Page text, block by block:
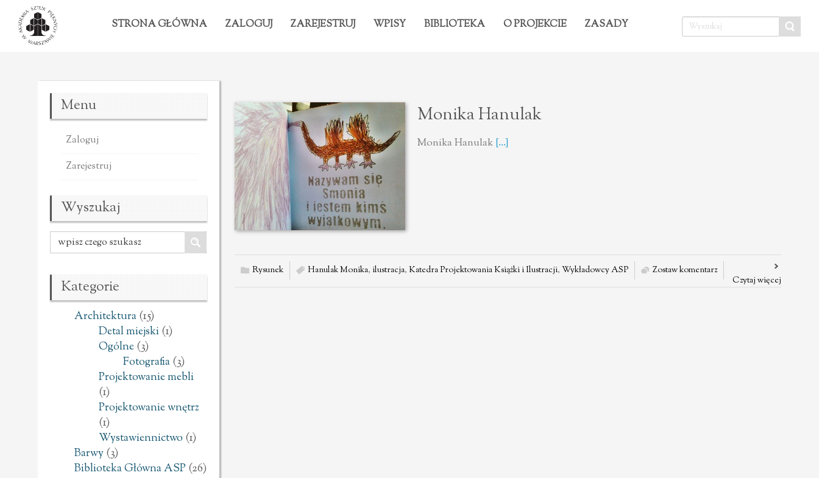
STRONA GŁÓWNA ZALOGUJ ZAREJESTRUJ WPISY BIBLIOTEKA O PROJEKCIE ZASADY
Menu
Zaloguj
Zarejestruj
Wyszukaj
Kategorie
Architektura(15)
Detal miejski(1)
Ogólne(3)
Fotografia(3)
Projektowanie mebli
(1)
Projektowanie wnętrz
(1)
Wystawiennictwo (1)
Barwy(3)
Biblioteka Główna ASP (26)
Monika Hanulak
Monika Hanulak [...]
Rysunek Hanulak Monika, ilustracja, Katedra Projektowania Książki i Ilustracji, Wykładowcy ASP
Zostaw komentarz
Czytaj więcej